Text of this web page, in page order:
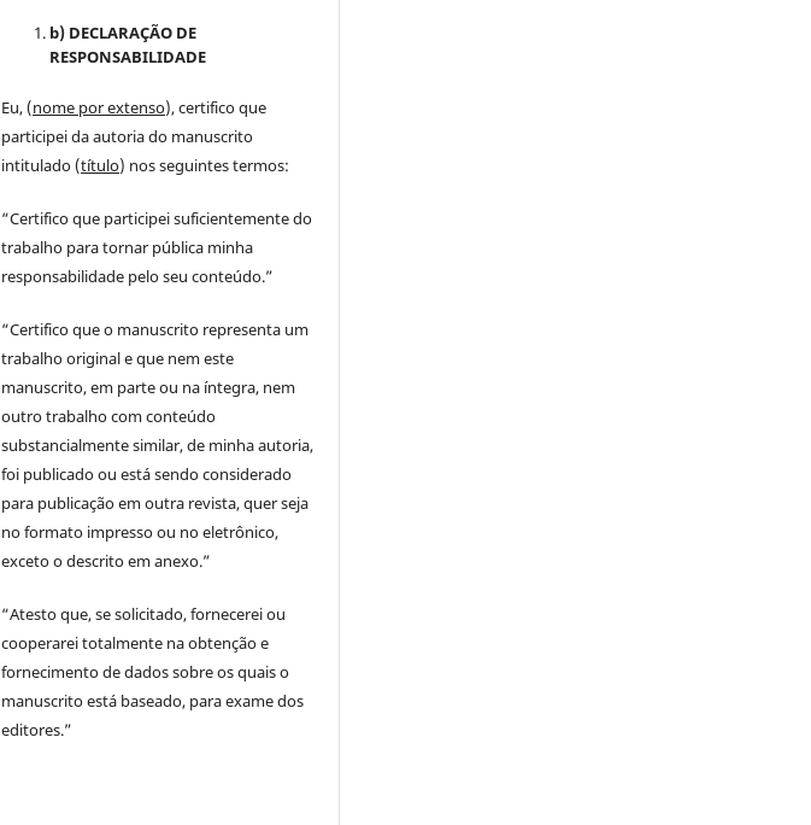
b) DECLARAÇÃO DE
RESPONSABILIDADE
Eu, (nome por extenso), certifico que
participei da autoria do manuscrito
intitulado (título) nos seguintes termos:
“Certifico que participei suficientemente do
trabalho para tornar pública minha
responsabilidade pelo seu conteúdo.”
“Certifico que o manuscrito representa um
trabalho original e que nem este
manuscrito, em parte ou na íntegra, nem
outro trabalho com conteúdo
substancialmente similar, de minha autoria,
foi publicado ou está sendo considerado
para publicação em outra revista, quer seja
no formato impresso ou no eletrônico,
exceto o descrito em anexo.”
“Atesto que, se solicitado, fornecerei ou
cooperarei totalmente na obtenção e
fornecimento de dados sobre os quais o
manuscrito está baseado, para exame dos
editores.”